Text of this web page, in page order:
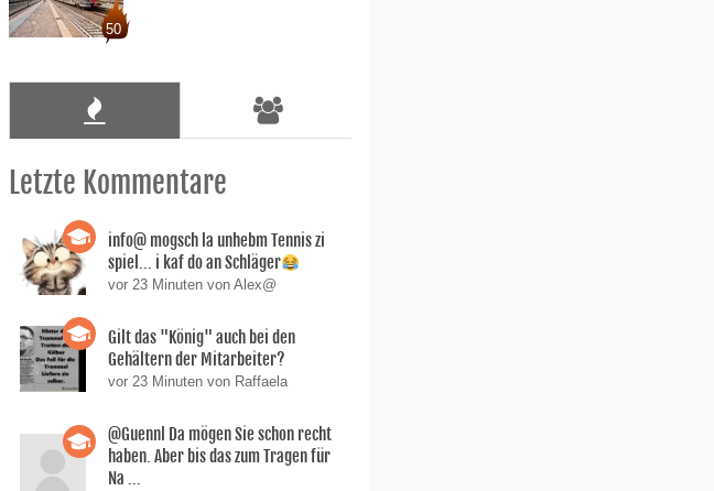
50
Letzte Kommentare
info@ mogsch la unhebm Tennis zi
spiel... i kaf do an Schläger
vor 23 Minuten von Alex@
Gilt das "König" auch bei den
Gehältern der Mitarbeiter?
vor 23 Minuten von Raffaela
@Guennl Da mögen Sie schon recht
haben. Aber bis das zum Tragen für
Na ...